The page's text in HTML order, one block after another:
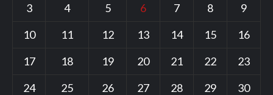
3
4 5 6 7 8
9
10
11 12 13 14 15
16
17
18 19 20 21 22
23
24
25 26 27 28 29
30